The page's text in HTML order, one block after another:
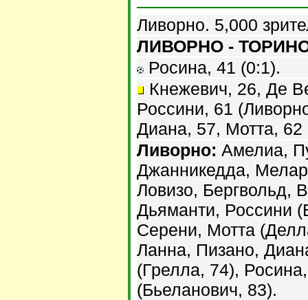
Ливорно. 5,000
ЛИВОРНО -
Росина, 41 (0:1).
Кнежевич, 26, Де
Россини, 61
Диана, 57, Мотта, 62
Ливорно: Амелиа,
Джанникедда,
Ловизо, Бергвольд,
Дьяманти, Россини
Серени, Мотта
Ланна, Пизано,
(Грелла, 74),
(Бьеланович, 83).